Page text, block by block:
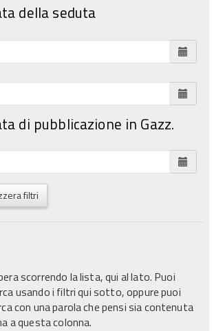
della seduta
di pubblicazione in Gazz.
filtri
scorrendo la lista, qui al lato. Puoi
usando i filtri qui sotto, oppure puoi
con una parola che pensi sia contenuta
a questa colonna.